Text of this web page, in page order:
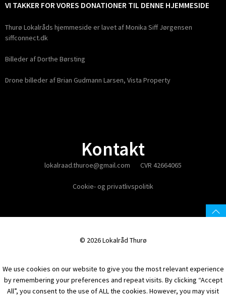
Kontakt
lokalraad.thuroe@gmail.com CVR 42664065
Cookie- og privatlivspolitik
VI TAKKER FOR VORES DONATIONER TIL DENNE HJEMMESIDE
Thurø Lokalråds hjemmeside er lavet af Monika Siff Jørgensen
siffconnect.dk
Billeder af Dorthe Børsting
Drone billeder af Brian Gudmann Larsen, Vista Property
© 2026 Lokalråd Thurø
We use cookies on our website to give you the most relevant experience
by remembering your preferences and repeat visits. By clicking “Accept
All”, you consent to the use of ALL the cookies. However, you may visit